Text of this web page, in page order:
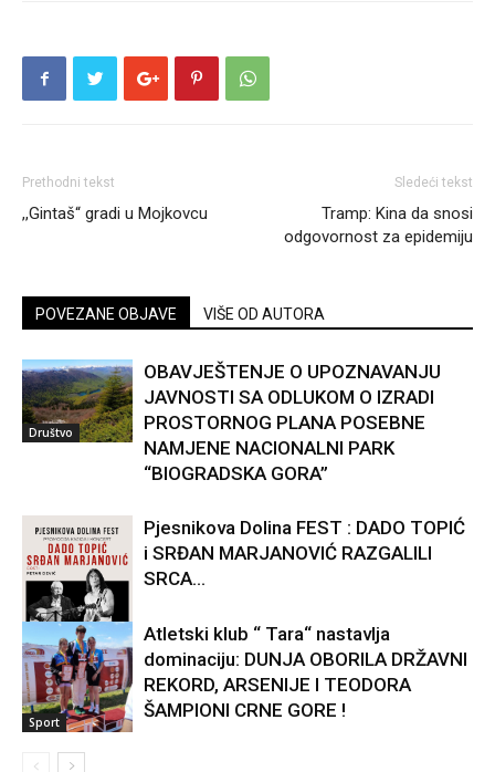
Prethodni tekst
,,Gintaš“ gradi u Mojkovcu
Sledeći tekst
Tramp: Kina da snosi
odgovornost za epidemiju
POVEZANE OBJAVE VIŠE OD AUTORA
Društvo
OBAVJEŠTENJE O UPOZNAVANJU
JAVNOSTI SA ODLUKOM O IZRADI
PROSTORNOG PLANA POSEBNE
NAMJENE NACIONALNI PARK
“BIOGRADSKA GORA”
Kultura
Pjesnikova Dolina FEST : DADO TOPIĆ
i SRĐAN MARJANOVIĆ RAZGALILI
SRCA...
Sport
Atletski klub “ Tara“ nastavlja
dominaciju: DUNJA OBORILA DRŽAVNI
REKORD, ARSENIJE I TEODORA
ŠAMPIONI CRNE GORE !